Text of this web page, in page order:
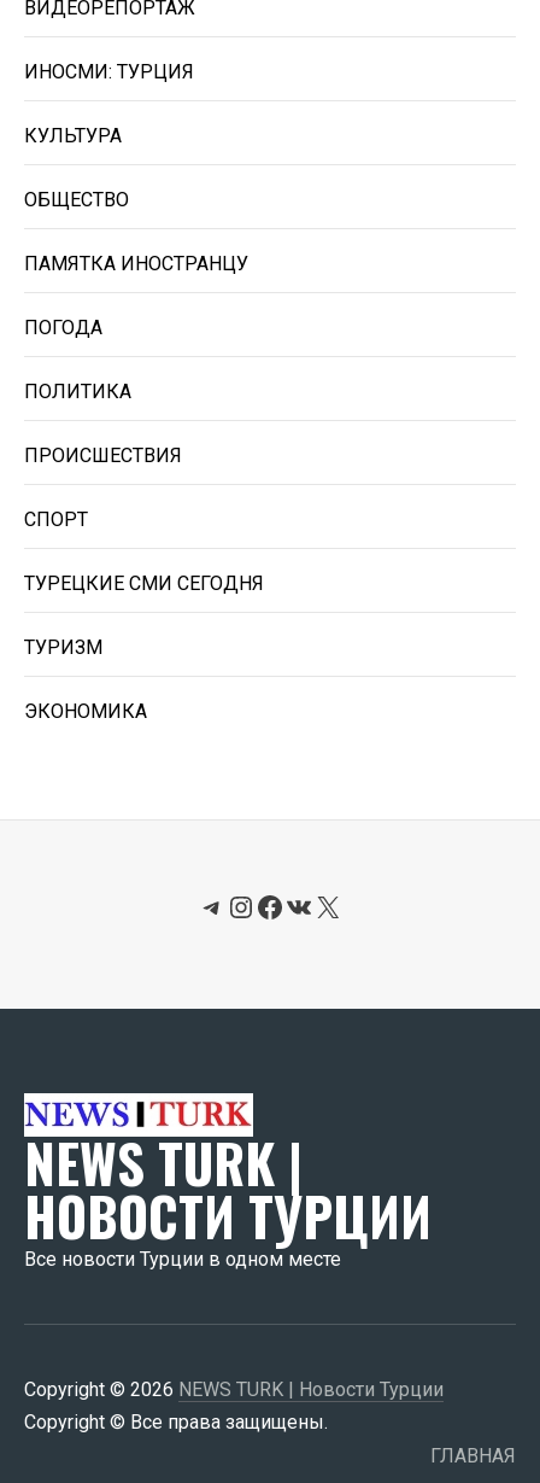
ВИДЕОРЕПОРТАЖ
ИНОСМИ: ТУРЦИЯ
КУЛЬТУРА
ОБЩЕСТВО
ПАМЯТКА ИНОСТРАНЦУ
ПОГОДА
ПОЛИТИКА
ПРОИСШЕСТВИЯ
СПОРТ
ТУРЕЦКИЕ СМИ СЕГОДНЯ
ТУРИЗМ
ЭКОНОМИКА
Telegram
Instagram
Facebook
ВКонтакте
X
NEWS TURK |
НОВОСТИ ТУРЦИИ
Все новости Турции в одном месте
Copyright © 2026 NEWS TURK | Новости Турции
Copyright © Все права защищены.
ГЛАВНАЯ